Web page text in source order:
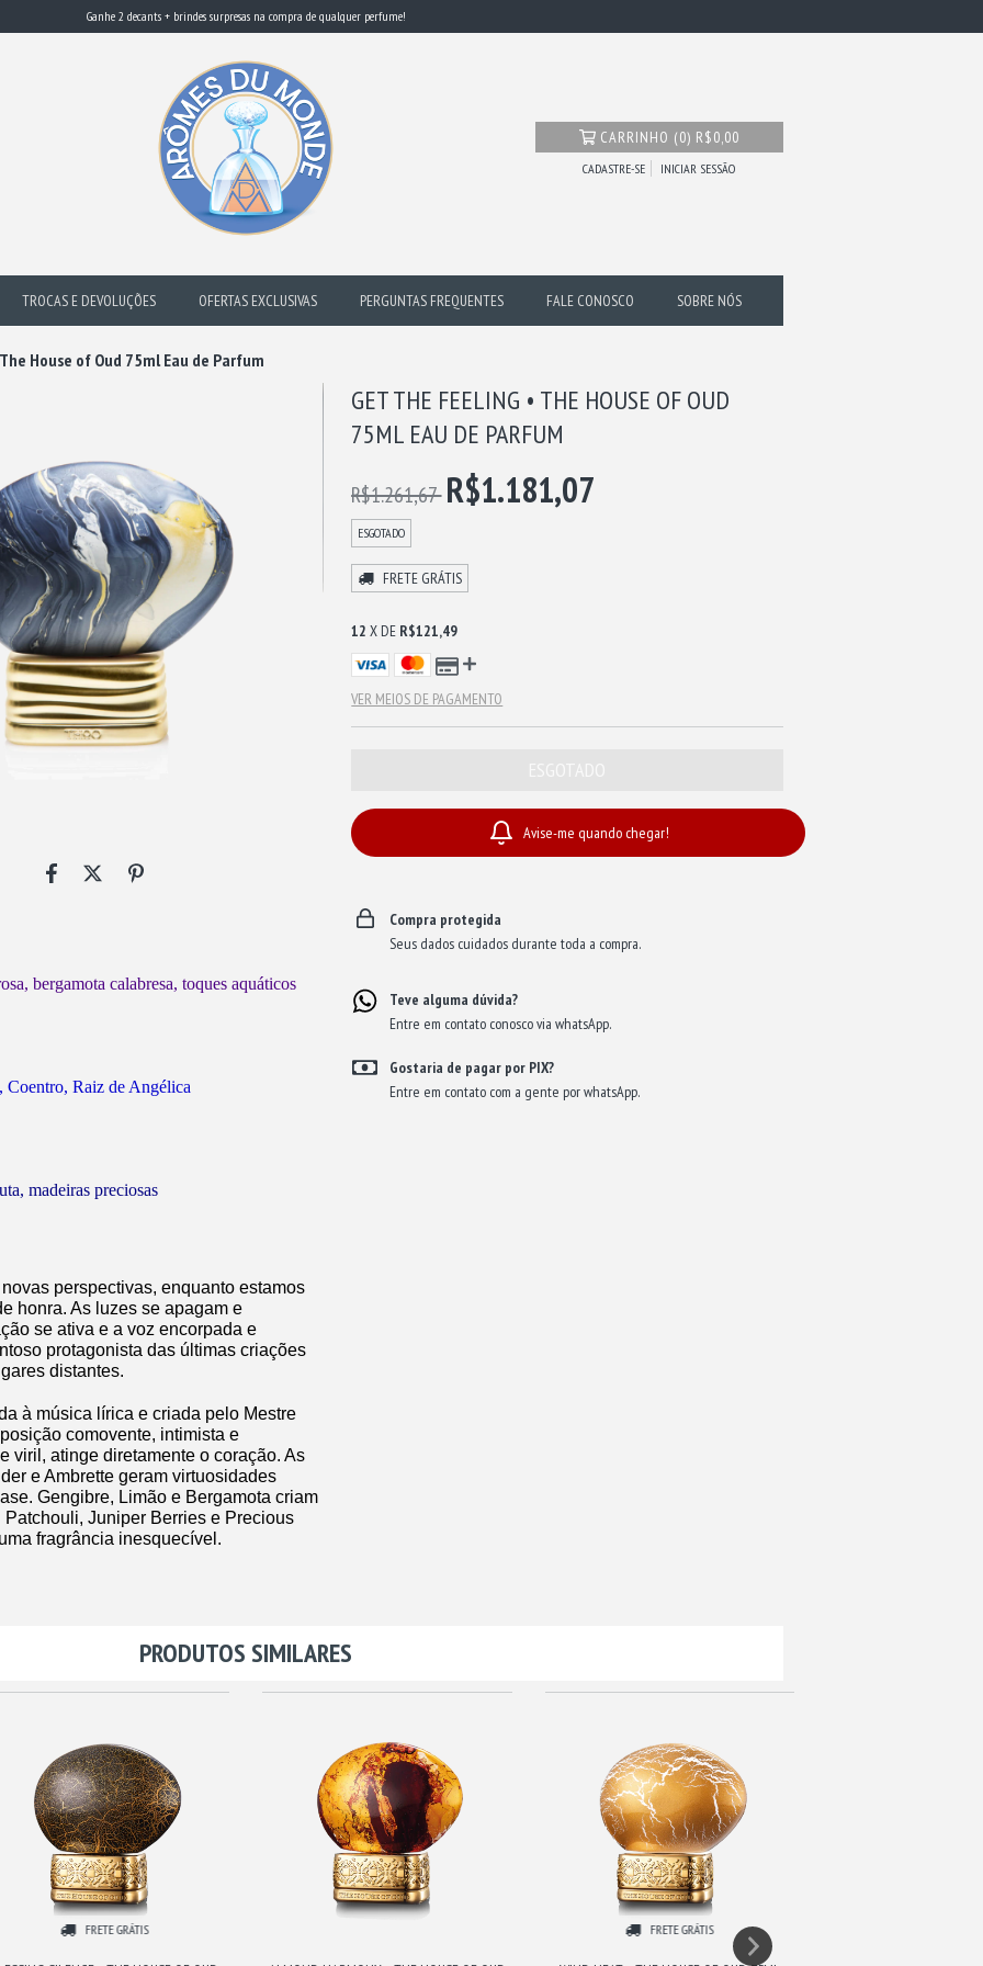
Ganhe 2 decants + brindes surpresas na compra de qualquer perfume!
CARRINHO (0) R$0,00
CADASTRE-SE INICIAR SESSÃO
TROCAS E DEVOLUÇÕES OFERTAS EXCLUSIVAS PERGUNTAS FREQUENTES FALE CONOSCO SOBRE NÓS
House of Oud 75ml Eau de Parfum
bergamota calabresa, toques aquáticos
Coentro, Raiz de Angélica
madeiras preciosas
perspectivas, enquanto estamos
honra. As luzes se apagam e
se ativa e a voz encorpada e
protagonista das últimas criações
distantes.
à música lírica e criada pelo Mestre
comovente, intimista e
viril, atinge diretamente o coração. As
e Ambrette geram virtuosidades
Gengibre, Limão e Bergamota criam
Juniper Berries e Precious
fragrância inesquecível.
GET THE FEELING • THE HOUSE OF OUD
75ML EAU DE PARFUM
R$1.261,67 R$1.181,07
ESGOTADO
FRETE GRÁTIS
12 X DE R$121,49
VER MEIOS DE PAGAMENTO
Avise-me quando chegar!
Compra protegida
Seus dados cuidados durante toda a compra.
Teve alguma dúvida?
Entre em contato conosco via whatsApp.
Gostaria de pagar por PIX?
Entre em contato com a gente por whatsApp.
PRODUTOS SIMILARES
FRETE GRÁTIS FRETE GRÁTIS